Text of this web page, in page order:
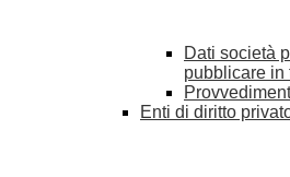
Dati società
pubblicare in
Enti di diritto